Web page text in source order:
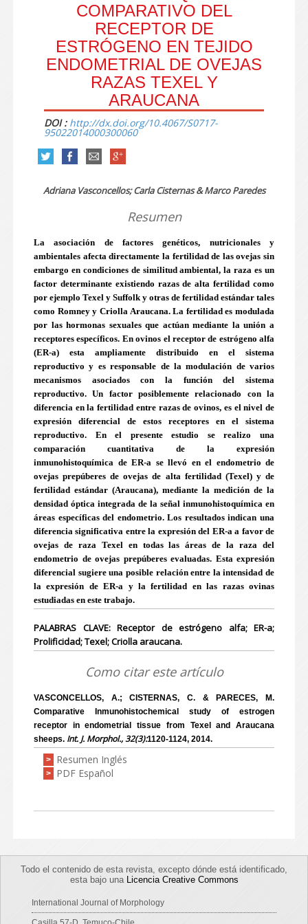
COMPARATIVO DEL
RECEPTOR DE
ESTRÓGENO EN TEJIDO
ENDOMETRIAL DE OVEJAS
RAZAS TEXEL Y
ARAUCANA
DOI : http://dx.doi.org/10.4067/S0717-
95022014000300060
Adriana Vasconcellos; Carla Cisternas & Marco Paredes
Resumen
La asociación de factores genéticos, nutricionales y
ambientales afecta directamente la fertilidad de las ovejas sin
embargo en condiciones de similitud ambiental, la raza es un
factor determinante existiendo razas de alta fertilidad como
por ejemplo Texel y Suffolk y otras de fertilidad estándar tales
como Romney y Criolla Araucana. La fertilidad es modulada
por las hormonas sexuales que actúan mediante la unión a
receptores específicos. En ovinos el receptor de estrógeno alfa
(ER-a) esta ampliamente distribuido en el sistema
reproductivo y es responsable de la modulación de varios
mecanismos asociados con la función del sistema
reproductivo. Un factor posiblemente relacionado con la
diferencia en la fertilidad entre razas de ovinos, es el nivel de
expresión diferencial de estos receptores en el sistema
reproductivo. En el presente estudio se realizo una
comparación cuantitativa de la expresión
inmunohistoquímica de ER-a se llevó en el endometrio de
ovejas prepúberes de ovejas de alta fertilidad (Texel) y de
fertilidad estándar (Araucana), mediante la medición de la
densidad óptica integrada de la señal inmunohistoquímica en
áreas específicas del endometrio. Los resultados indican una
diferencia significativa entre la expresión del ER-a a favor de
ovejas de raza Texel en todas las áreas de la raza del
endometrio de ovejas prepúberes evaluadas. Esta expresión
diferencial sugiere una posible relación entre la intensidad de
la expresión de ER-a y la fertilidad en las razas ovinas
estudiadas en este trabajo.
PALABRAS CLAVE: Receptor de estrógeno alfa; ER-a;
Prolificidad; Texel; Criolla araucana.
Como citar este artículo
VASCONCELLOS, A.; CISTERNAS, C. & PARECES, M.
Comparative Inmunohistochemical study of estrogen
receptor in endometrial tissue from Texel and Araucana
sheeps. Int. J. Morphol., 32(3):1120-1124, 2014.
> Resumen Inglés
> PDF Español
Todo el contenido de esta revista, excepto dónde está identificado,
esta bajo una Licencia Creative Commons
International Journal of Morphology